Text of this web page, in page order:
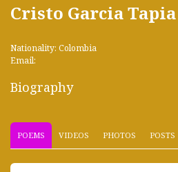
Cristo Garcia Tapia
Nationality: Colombia
Email:
Biography
POEMS VIDEOS PHOTOS POSTS